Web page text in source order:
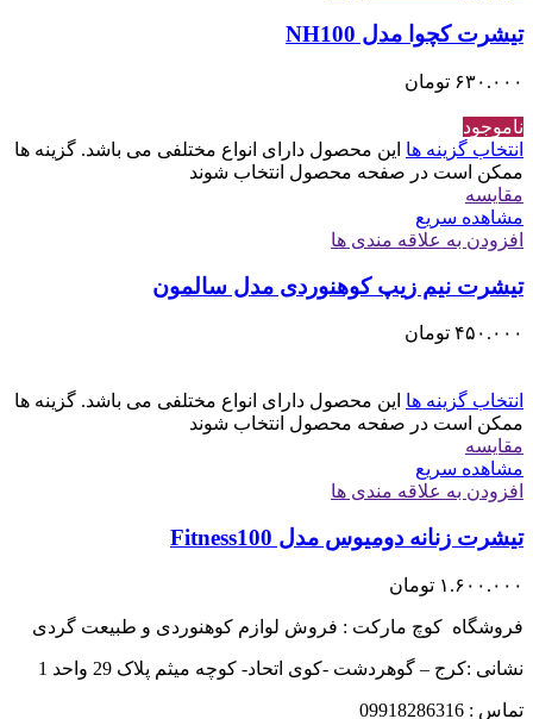
تیشرت کچوا مدل NH100
۶۳۰.۰۰۰ تومان
ناموجود
انتخاب گزینه ها این محصول دارای انواع مختلفی می باشد. گزینه ها
ممکن است در صفحه محصول انتخاب شوند
مقایسه
مشاهده سریع
افزودن به علاقه مندی ها
تیشرت نیم زیپ کوهنوردی مدل سالمون
۴۵۰.۰۰۰ تومان
انتخاب گزینه ها این محصول دارای انواع مختلفی می باشد. گزینه ها
ممکن است در صفحه محصول انتخاب شوند
مقایسه
مشاهده سریع
افزودن به علاقه مندی ها
تیشرت زنانه دومیوس مدل Fitness100
۱.۶۰۰.۰۰۰ تومان
فروشگاه کوچ مارکت : فروش لوازم کوهنوردی و طبیعت گردی
نشانی :کرج – گوهردشت -کوی اتحاد- کوچه میثم پلاک 29 واحد 1
تماس : 09918286316